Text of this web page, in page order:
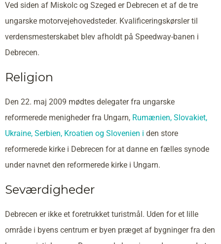
Ved siden af Miskolc og Szeged er Debrecen et af de tre
ungarske motorvejehovedsteder. Kvalificeringskørsler til
verdensmesterskabet blev afholdt på Speedway-banen i
Debrecen.
Religion
Den 22. maj 2009 mødtes delegater fra ungarske
reformerede menigheder fra Ungarn, Rumænien, Slovakiet,
Ukraine, Serbien, Kroatien og Slovenien i den store
reformerede kirke i Debrecen for at danne en fælles synode
under navnet den reformerede kirke i Ungarn.
Seværdigheder
Debrecen er ikke et foretrukket turistmål. Uden for et lille
område i byens centrum er byen præget af bygninger fra den